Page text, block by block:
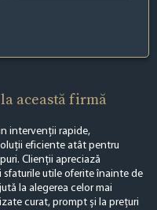
această firmă
intervenții rapide,
eficiente atât pentru
Clienții apreciază
sfaturile utile oferite înainte de
la alegerea celor mai
curat, prompt și la prețuri